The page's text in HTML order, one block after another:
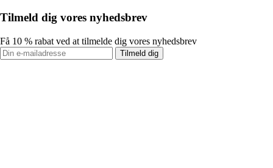
Tilmeld dig vores nyhedsbrev
Få 10 % rabat ved at tilmelde dig vores nyhedsbrev
Tilmeld dig